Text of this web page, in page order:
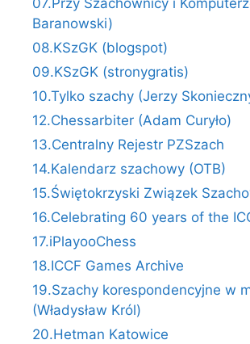
07.Przy Szachownicy i
Baranowski)
08.KSzGK (blogspot)
09.KSzGK (stronygratis)
10.Tylko szachy (Jerzy
12.Chessarbiter (Adam Curyło)
13.Centralny Rejestr PZSzach
14.Kalendarz szachowy (OTB)
15.Świętokrzyski Związek
16.Celebrating 60 years of the
17.iPlayooChess
18.ICCF Games Archive
19.Szachy korespondencyjne w
(Władysław Król)
20.Hetman Katowice